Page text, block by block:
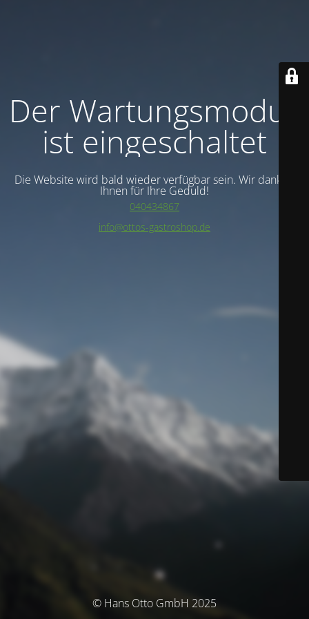
Der Wartungsmodus
ist eingeschaltet
Die Website wird bald wieder verfügbar sein. Wir danken
Ihnen für Ihre Geduld!
040434867
info@ottos-gastroshop.de
© Hans Otto GmbH 2025